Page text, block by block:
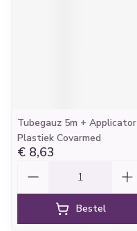
Tubegauz 5m + Applicator
Plastiek Covarmed
€ 8,63
Bestel